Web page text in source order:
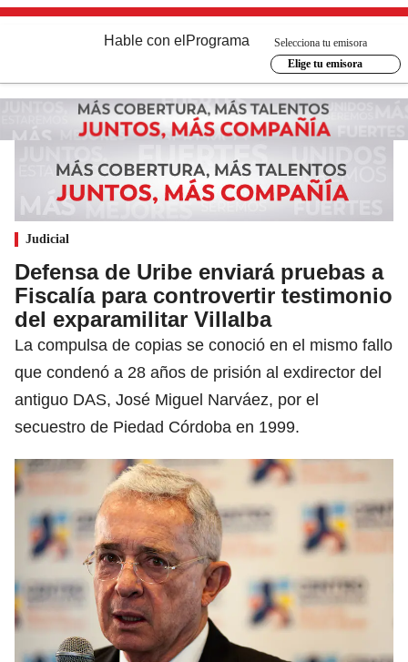
Hable con el Programa
Selecciona tu emisora
Elige tu emisora
Judicial
Defensa de Uribe enviará pruebas a
Fiscalía para controvertir testimonio
del exparamilitar Villalba
La compulsa de copias se conoció en el mismo fallo
que condenó a 28 años de prisión al exdirector del
antiguo DAS, José Miguel Narváez, por el
secuestro de Piedad Córdoba en 1999.